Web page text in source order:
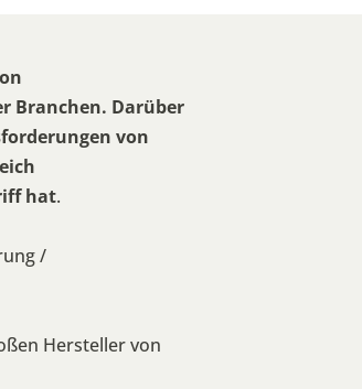
Branchen. Darüber
von
hat.
/
Hersteller von